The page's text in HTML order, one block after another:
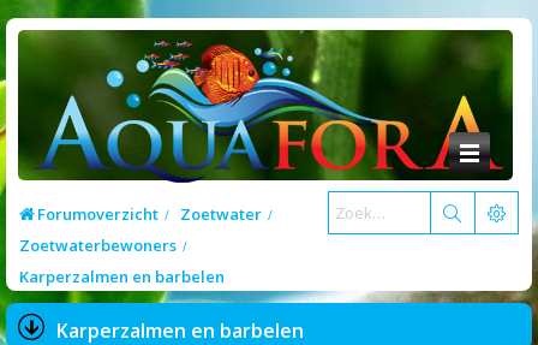
Forumoverzicht
Zoetwater
Zoetwaterbewoners
Karperzalmen en barbelen
Karperzalmen en barbelen